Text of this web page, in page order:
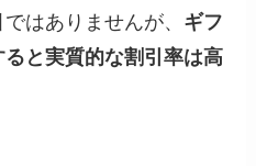
はありませんが、 ギフ
ると実質的な割引率は高